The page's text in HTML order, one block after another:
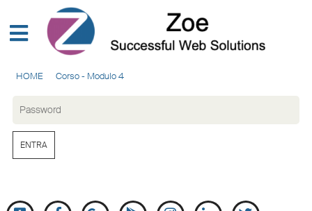
HOME Corso - Modulo 4
ENTRA